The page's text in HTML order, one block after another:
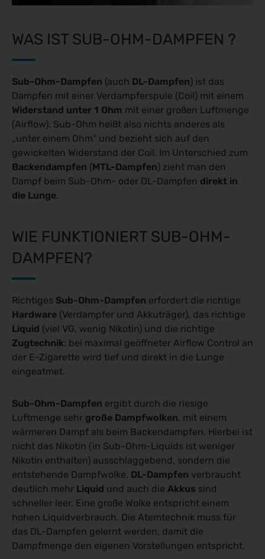
WAS IST SUB-OHM-DAMPFEN ?
Sub-Ohm-Dampfen (auch DL-Dampfen) ist das
Dampfen mit einer Verdampferspule (Coil) mit einem
Widerstand unter 1 Ohm mit einer großen Luftmenge
(Airflow). Sub-Ohm heißt also nichts anderes als
„unter einem Ohm“ und bezieht sich auf den
gewickelten Widerstand der Coil. Im Unterschied zum
Backendampfen (MTL-Dampfen) zieht man den
Dampf beim Sub-Ohm- oder DL-Dampfen direkt in
die Lunge.
WIE FUNKTIONIERT SUB-OHM-
DAMPFEN?
Richtiges Sub-Ohm-Dampfen erfordert die richtige
Hardware (Verdampfer und Akkuträger), das richtige
Liquid (viel VG, wenig Nikotin) und die richtige
Zugtechnik: bei maximal geöffneter Airflow Control an
der E-Zigarette wird tief und direkt in die Lunge
eingeatmet.
Sub-Ohm-Dampfen ergibt durch die riesige
Luftmenge sehr große Dampfwolken, mit einem
wärmeren Dampf als beim Backendampfen. Hierbei ist
nicht das Nikotin (in Sub-Ohm-Liquids ist weniger
Nikotin enthalten) ausschlaggebend, sondern die
entstehende Dampfwolke. DL-Dampfen verbraucht
deutlich mehr Liquid und auch die Akkus sind
schneller leer. Eine große Wolke entspricht einem
hohen Liquidverbrauch. Die Atemtechnik muss für
das DL-Dampfen gelernt werden, damit die
Dampfmenge den eigenen Vorstellungen entspricht.